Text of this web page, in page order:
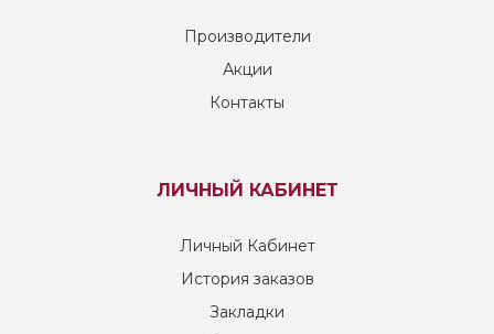
Производители
Акции
Контакты
ЛИЧНЫЙ КАБИНЕТ
Личный Кабинет
История заказов
Закладки